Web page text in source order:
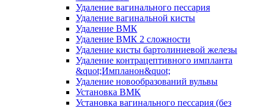
Удаление вагинального пессария
Удаление вагинальной кисты
Удаление ВМК
Удаление ВМК 2 сложности
Удаление кисты бартолиниевой железы
Удаление контрацептивного импланта
&quot;Импланон&quot;
Удаление новообразований вульвы
Установка ВМК
Установка вагинального пессария (без